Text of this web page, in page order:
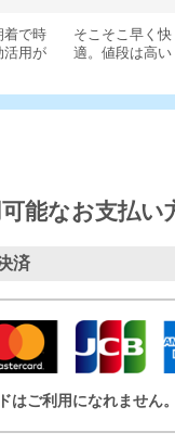
着で時
活用が
そこそこ早く快
適。値段は高い
能なお支払い
済
はご利用になれません。